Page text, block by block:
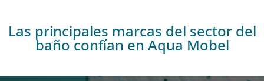
Las principales marcas del sector del
baño confían en Aqua Mobel